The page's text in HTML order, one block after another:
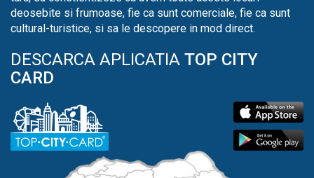
deosebite si frumoase, fie ca sunt comerciale, fie ca sunt
cultural-turistice, si sa le descopere in mod direct.
DESCARCA APLICATIA TOP CITY
CARD